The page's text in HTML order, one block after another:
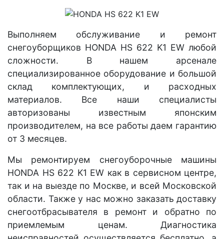
Выполняем обслуживание и ремонт
снегоуборщиков HONDA HS 622 K1 EW любой
сложности. В нашем арсенале
специализированное оборудование и большой
склад комплектующих, и расходных
материалов. Все наши специалисты
авторизованы известным японским
производителем, на все работы даем гарантию
от 3 месяцев.
Мы ремонтируем снегоуборочные машины
HONDA HS 622 K1 EW как в сервисном центре,
так и на выезде по Москве, и всей Московской
области. Также у нас можно заказать доставку
снегоотбрасывателя в ремонт и обратно по
приемлемым ценам. Диагностика